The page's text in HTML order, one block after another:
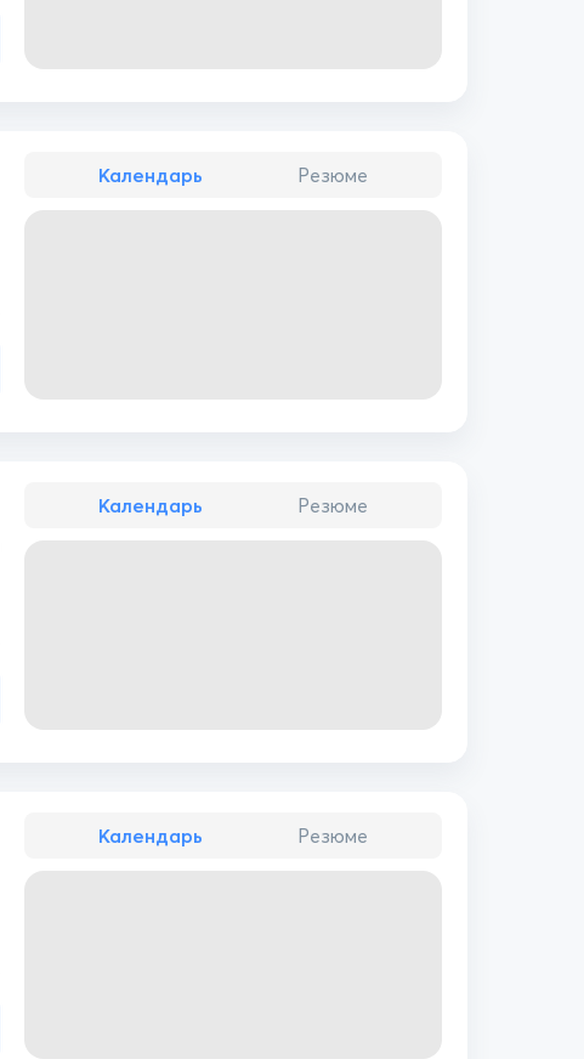
Календарь Резюме
Календарь Резюме
Календарь Резюме